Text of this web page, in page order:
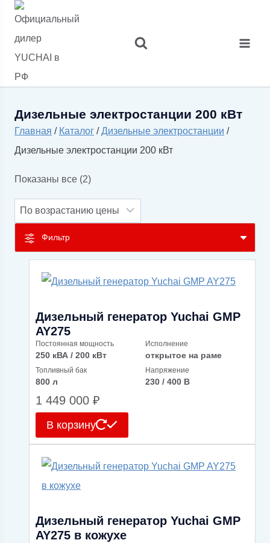
Перейти
Дизельные электростанции 200 кВт
Главная / Каталог / Дизельные электростанции /
Дизельные электростанции 200 кВт
Показаны все (2)Цены:
по
возрастанию
Фильтр
Дизельный генератор Yuchai GMP
AY275
Постоянная мощность
250 кВА / 200 кВт
Исполнение
открытое на раме
Топливный бак
800 л
Напряжение
230 / 400 В
1 449 000 ₽
В корзину
Дизельный генератор Yuchai GMP
AY275 в кожухе